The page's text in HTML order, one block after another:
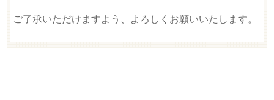
ご了承いただけますよう、よろしくお願いいたします。